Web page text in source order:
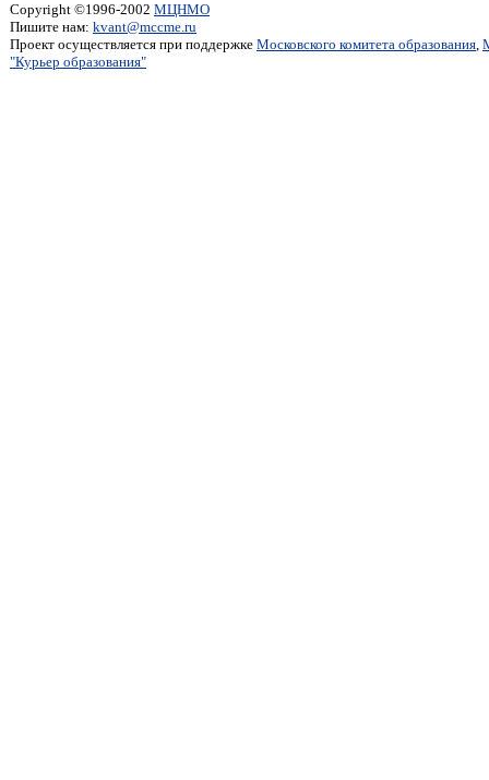
Copyright ©1996-2002 МЦНМО
Пишите нам: kvant@mccme.ru
Проект осуществляется при поддержке Московского комитета образования,
"Курьер образования"